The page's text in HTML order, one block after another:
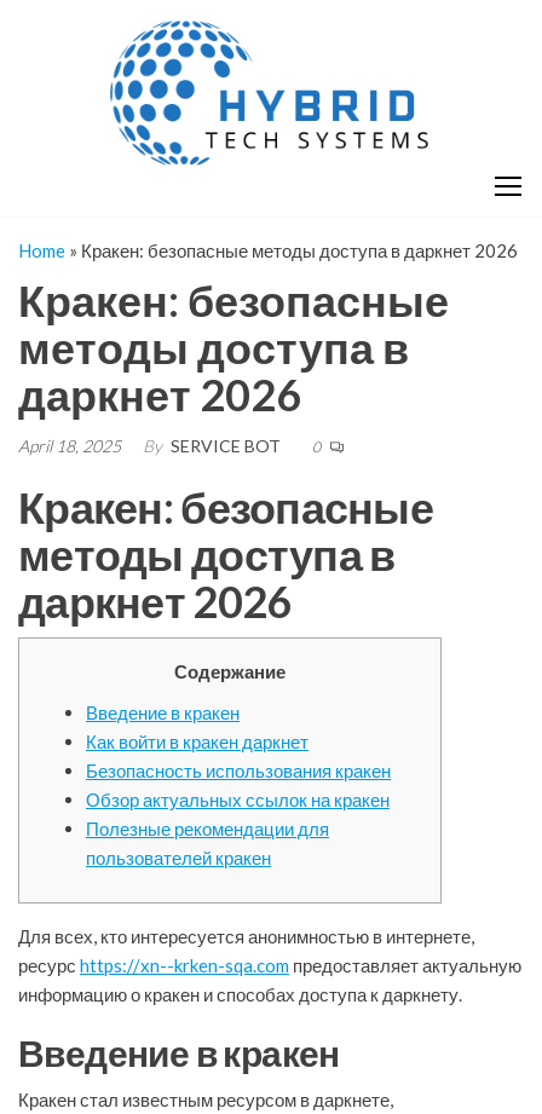
Home » Кракен: безопасные методы доступа в даркнет 2026
Кракен: безопасные
методы доступа в
даркнет 2026
April 18, 2025 By SERVICE BOT 0
Кракен: безопасные
методы доступа в
даркнет 2026
Содержание
Введение в кракен
Как войти в кракен даркнет
Безопасность использования кракен
Обзор актуальных ссылок на кракен
Полезные рекомендации для
пользователей кракен
Для всех, кто интересуется анонимностью в интернете,
ресурс https://xn--krken-sqa.com предоставляет актуальную
информацию о кракен и способах доступа к даркнету.
Введение в кракен
Кракен стал известным ресурсом в даркнете,